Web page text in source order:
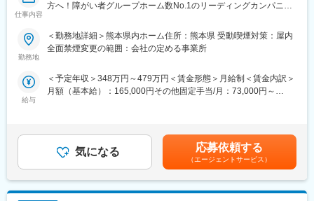
■組織構成
タッフと密に連携できる環境です。
ジション。社長直下のため意思決定が早く、自分のアイデアを形
にしやすい環境です。
入社直後から経営陣とともに業務を開始し、半年後には広報テー
マ全般をリードできるよう、段階的に業務範囲を広げていきま
す。
仕事内容
方へ！障がい者グループホーム数No.1のリーディングカンパニー
■業務内容：
す。
【変更の範囲：会社の定める業務】
・スタッフ採用・研修・教育・シフト管理
・新規入居対応、ご家族様対応
・行政関係各所対応
※本社専門部署が一括対応の為、請求・申請業務なし
勤務地
＜勤務地詳細＞熊本県内ホーム住所：熊本県 受動喫煙対策：屋内
全面禁煙変更の範囲：会社の定める事業所
給与
＜予定年収＞348万円～479万円＜賃金形態＞月給制＜賃金内訳＞
月額（基本給）：165,000円その他固定手当/月：73,000円～
業手当＞有＜給与補足＞◆賞与：無◆昇給：年1回（3月）※個人
の評価に応じて昇降給の場合あり・超過分・深夜割増賃金別途支
給・交通費規定内支給 （バイク通勤・車通勤OK）賃金はあくまで
も目安の金額であり、選考を通じて上下する可能性があります。
月給(月額)は固定手当を含めた表記です。
気になる 応募依頼する
（エージェントサービス）